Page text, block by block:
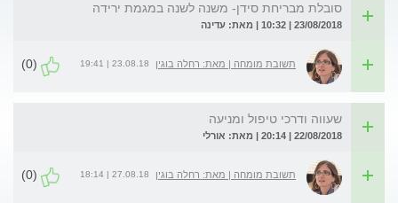
סובלת מבריחת סידן- משנה לשנה במגמת ירידה
23/08/2018 | 10:32 | מאת: עדינה
תשובת מומחה | מאת: רחלה בוגין 23.08.18 | 19:41
(0)
שעווה ודרכי טיפול ומניעה
22/08/2018 | 20:14 | מאת: אורלי
תשובת מומחה | מאת: רחלה בוגין 27.08.18 | 18:14
(0)